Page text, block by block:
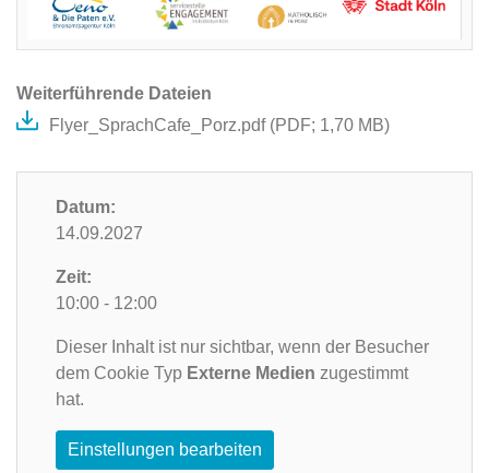
Weiterführende Dateien
Flyer_SprachCafe_Porz.pdf (PDF; 1,70 MB)
Datum:
14.09.2027
Zeit:
10:00 - 12:00
Dieser Inhalt ist nur sichtbar, wenn der Besucher
dem Cookie Typ Externe Medien zugestimmt
hat.
Einstellungen bearbeiten